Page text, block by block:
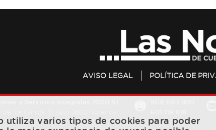
AVISO LEGAL POLÍTICA DE
utiliza varios tipos de cookies para poder